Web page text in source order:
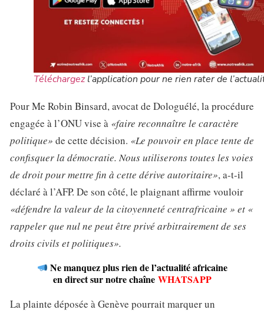
Téléchargezl’application pour ne rien rater de
Pour Me Robin Binsard, avocat de Dologuélé, la procédure
engagée à l’ONU vise à «faire reconnaître le caractère
politique» de cette décision. «Le pouvoir en place tente de
confisquer la démocratie. Nous utiliserons toutes les voies
de droit pour mettre fin à cette dérive autoritaire», a-t-il
déclaré à l’AFP. De son côté, le plaignant affirme vouloir
«défendre la valeur de la citoyenneté centrafricaine » et «
rappeler que nul ne peut être privé arbitrairement de ses
droits civils et politiques».
Ne manquez plus rien de l’actualité africaine
en direct sur notre chaîne WHATSAPP
La plainte déposée à Genève pourrait marquer un